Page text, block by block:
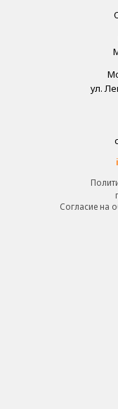
ул.
Cогласие на